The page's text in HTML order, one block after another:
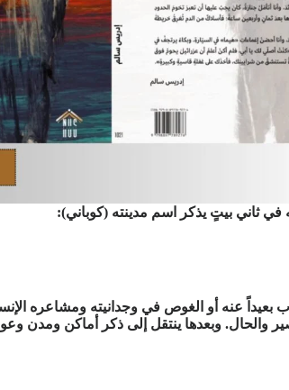
في ثاني بيتٍ يذكر اسم مدينته (كوباني):
عنه أو الغوص في وجدانيته ومشاعره
والحال. وبعدها ينتقل إلى ذكر أماكن ومدن